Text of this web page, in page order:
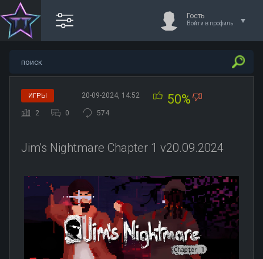
Гость
Войти в профиль
ИГРЫ 20-09-2024, 14:52 50%
2 0 574
Jim's Nightmare Chapter 1 v20.09.2024